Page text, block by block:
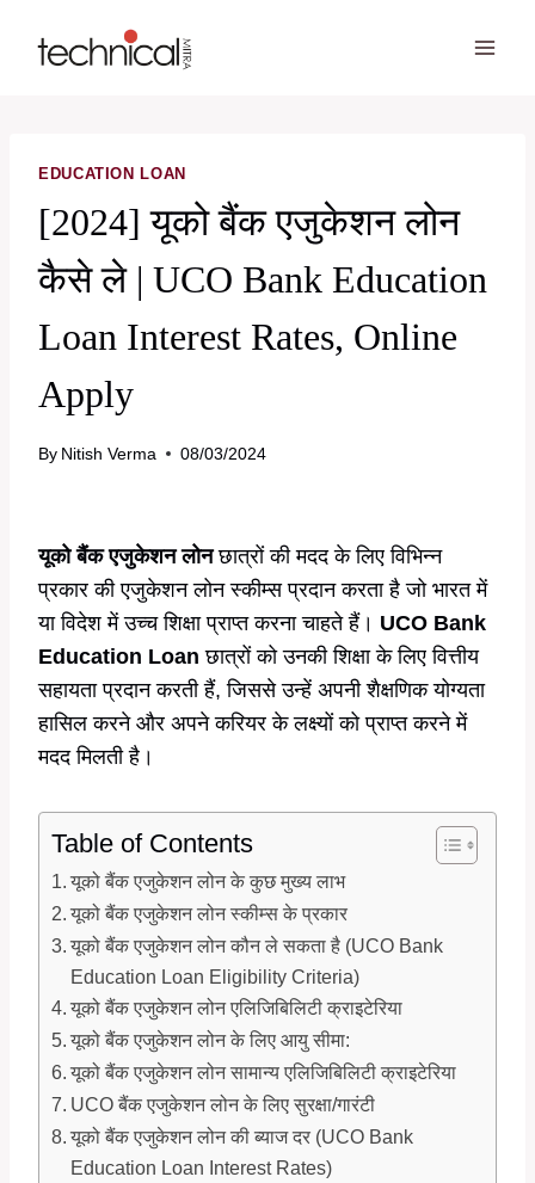
EDUCATION LOAN
[2024] यूको बैंक एजुकेशन लोन
कैसे ले | UCO Bank Education
Loan Interest Rates, Online
Apply
By Nitish Verma 08/03/2024
यूको बैंक एजुकेशन लोनछात्रों की मदद के लिए विभिन्न
प्रकार की एजुकेशन लोन स्कीम्स प्रदान करता है जो भारत में
या विदेश में उच्च शिक्षा प्राप्त करना चाहते हैं। UCO Bank
Education Loan छात्रों को उनकी शिक्षा के लिए वित्तीय
सहायता प्रदान करती हैं, जिससे उन्हें अपनी शैक्षणिक योग्यता
हासिल करने और अपने करियर के लक्ष्यों को प्राप्त करने में
मदद मिलती है।
Table of Contents
यूको बैंक एजुकेशन लोन के कुछ मुख्य लाभ
यूको बैंक एजुकेशन लोन स्कीम्स के प्रकार
यूको बैंक एजुकेशन लोन कौन ले सकता है (UCO Bank
Education Loan Eligibility Criteria)
यूको बैंक एजुकेशन लोन एलिजिबिलिटी क्राइटेरिया
यूको बैंक एजुकेशन लोन के लिए आयु सीमा:
यूको बैंक एजुकेशन लोन सामान्य एलिजिबिलिटी क्राइटेरिया
UCO बैंक एजुकेशन लोन के लिए सुरक्षा/गारंटी
यूको बैंक एजुकेशन लोन की ब्याज दर (UCO Bank
Education Loan Interest Rates)